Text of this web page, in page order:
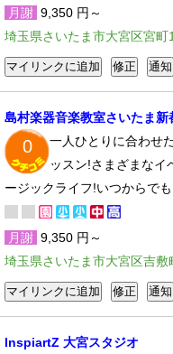
月謝 9,350 円～
埼玉県さいたま市大宮区宮町
島村楽器音楽教室さいたま新
0
一人ひとりに合わせ
ッスン!さまざまなイ
ージックライフ!いつからで
月謝 9,350 円～
埼玉県さいたま市大宮区吉
InspiartZ 大宮スタジオ